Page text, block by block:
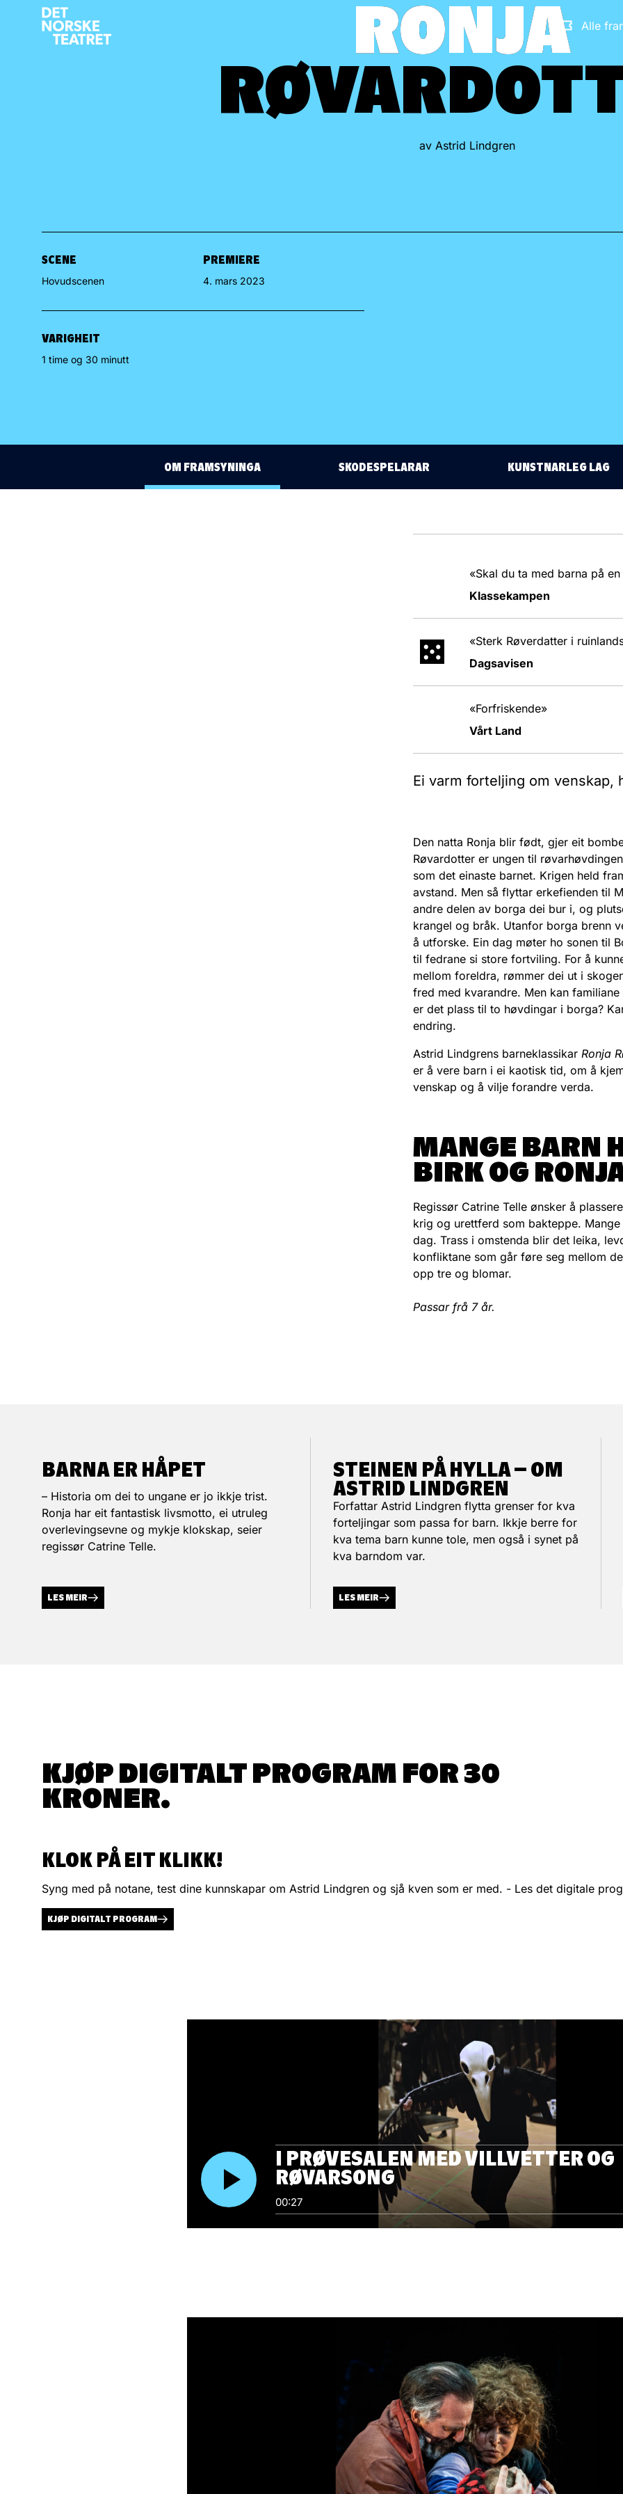
Alle
RONJA
RONJA
av Astrid Lindgren
SCENE
Hovudscenen
PREMIERE
4. mars 2023
VARIGHEIT
1 time og 30 minutt
OM FRAMSYNINGA SKODESPELARAR KUNSTNARLEG LAG
«Skal du ta med barna på
Klassekampen
«Sterk Røverdatter i
Dagsavisen
«Forfriskende»
Vårt Land
Ei varm forteljing om venskap,
Den natta Ronja blir født, gjer eit
Røvardotter er ungen til
som det einaste barnet. Krigen held
avstand. Men så flyttar erkefienden til
andre delen av borga dei bur i, og
krangel og bråk. Utanfor borga brenn
å utforske. Ein dag møter ho sonen til
til fedrane si store fortviling. For å
mellom foreldra, rømmer dei ut i
fred med kvarandre. Men kan
er det plass til to høvdingar i borga?
endring.
Astrid Lindgrens barneklassikar Ronja
er å vere barn i ei kaotisk tid, om å
venskap og å vilje forandre verda.
MANGE BARN
BIRK OG
Regissør Catrine Telle ønsker å
krig og urettferd som bakteppe.
dag. Trass i omstenda blir det leika,
konfliktane som går føre seg mellom
opp tre og blomar.
Passar frå 7 år.
BARNA ER HÅPET
– Historia om dei to ungane er jo ikkje trist.
Ronja har eit fantastisk livsmotto, ei utruleg
overlevingsevne og mykje klokskap, seier
regissør Catrine Telle.
LES MEIR
STEINEN PÅ HYLLA – OM
ASTRID LINDGREN
Forfattar Astrid Lindgren flytta grenser for kva
forteljingar som passa for barn. Ikkje berre for
kva tema barn kunne tole, men også i synet på
kva barndom var.
LES MEIR
KJØP DIGITALT PROGRAM FOR 30
KRONER.
KLOK PÅ EIT KLIKK!
Syng med på notane, test dine kunnskapar om Astrid Lindgren og sjå kven som er med. - Les det digitale
KJØP DIGITALT PROGRAM
I PRØVESALEN MED VILLVETTER OG
RØVARSONG
00:27